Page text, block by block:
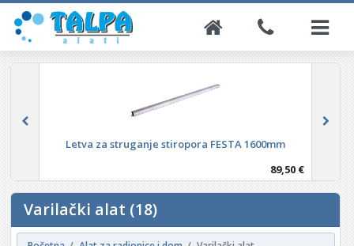
Prskalica ručna 1l
3,49 €
Varilački alat (18)